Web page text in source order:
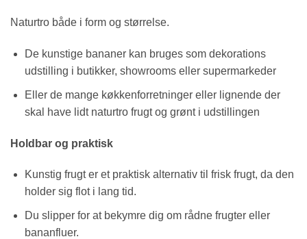
Naturtro både i form og størrelse.
De kunstige bananer kan bruges som dekorations
udstilling i butikker, showrooms eller supermarkeder
Eller de mange køkkenforretninger eller lignende der
skal have lidt naturtro frugt og grønt i udstillingen
Holdbar og praktisk
Kunstig frugt er et praktisk alternativ til frisk frugt, da den
holder sig flot i lang tid.
Du slipper for at bekymre dig om rådne frugter eller
bananfluer.